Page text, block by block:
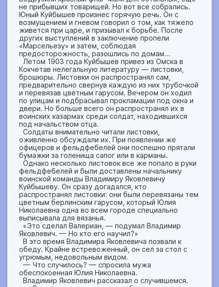
не прибывших товарищей. Но вот все собрались.
Юный Куйбышев произнес горячую речь. Он с
возмущением и гневом говорил о том, как тяжело
живется при царе, и призывал к борьбе. После
других выступлений в заключение пропели
«Марсельезу» и затем, соблюдая
предосторожность, разошлись по домам...
Летом 1903 года Куйбышев привез из Омска в
Кокчетав нелегальную литературу — листовки,
брошюры. Листовки он распространял сам,
предварительно свернув каждую из них трубочкой
и перевязав цветным гарусом. Вечером он ходил
по улицам и подбрасывал прокламации под окна и
двери. Но больше всего он распространял их в
воинских казармах среди солдат, находившихся
под начальством отца.
Солдаты внимательно читали листовки,
оживленно обсуждали их. При появлении же
офицеров и фельдфебелей они поспешно прятали
бумажки за голенища сапог или в карманы.
Однако несколько листовок все же попало в руки
фельдфебелей и были доставлены начальнику
воинской команды Владимиру Яковлевичу
Куйбышеву. Он сразу догадался, кто
распространял листовки: они были перевязаны тем
цветным берлинским гарусом, который Юлия
Николаевна одна во всем городе специально
выписывала для вязанья.
«Это сделал Валериан, — подумал Владимир
Яковлевич. — Но кто его научил?»
В это время Владимира Яковлевича позвали к
обеду. Крайне встревоженный, он сел за стол с
угрюмым, недовольным видом.
— Что случилось? — спросила мужа
обеспокоенная Юлия Николаевна.
Владимир Яковлевич рассказал о случившемся.